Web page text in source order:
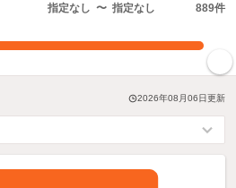
指定なし 〜 指定なし 889件
2026年08月06日更新